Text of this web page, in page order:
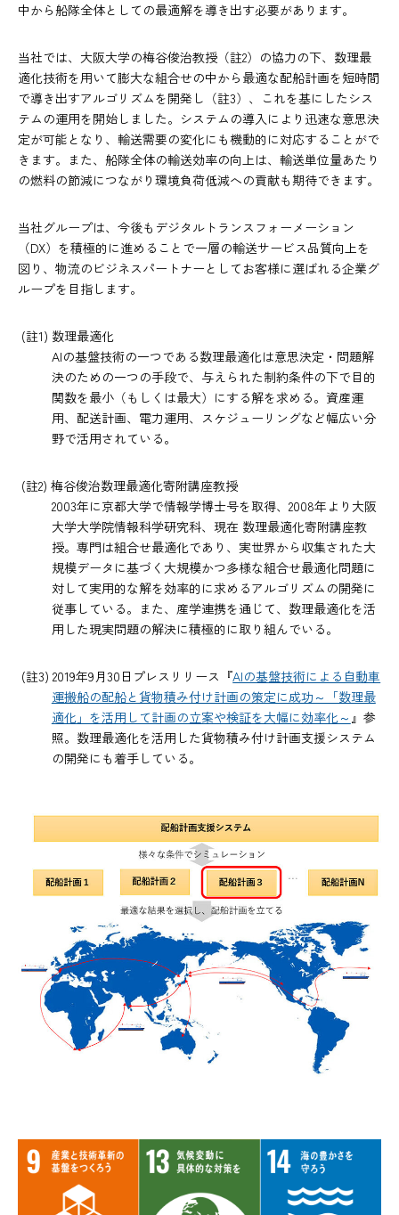
中から船隊全体としての最適解を導き出す必要があります。
当社では、大阪大学の梅谷俊治教授（註2）の協力の下、数理最
適化技術を用いて膨大な組合せの中から最適な配船計画を短時間
で導き出すアルゴリズムを開発し（註3）、これを基にしたシス
テムの運用を開始しました。システムの導入により迅速な意思決
定が可能となり、輸送需要の変化にも機動的に対応することがで
きます。また、船隊全体の輸送効率の向上は、輸送単位量あたり
の燃料の節減につながり環境負荷低減への貢献も期待できます。
当社グループは、今後もデジタルトランスフォーメーション
（DX）を積極的に進めることで一層の輸送サービス品質向上を
図り、物流のビジネスパートナーとしてお客様に選ばれる企業グ
ループを目指します。
(註1) 数理最適化
AIの基盤技術の一つである数理最適化は意思決定・問題解
決のための一つの手段で、与えられた制約条件の下で目的
関数を最小（もしくは最大）にする解を求める。資産運
用、配送計画、電力運用、スケジューリングなど幅広い分
野で活用されている。
(註2) 梅谷俊治数理最適化寄附講座教授
2003年に京都大学で情報学博士号を取得、2008年より大阪
大学大学院情報科学研究科、現在 数理最適化寄附講座教
授。専門は組合せ最適化であり、実世界から収集された大
規模データに基づく大規模かつ多様な組合せ最適化問題に
対して実用的な解を効率的に求めるアルゴリズムの開発に
従事している。また、産学連携を通じて、数理最適化を活
用した現実問題の解決に積極的に取り組んでいる。
(註3) 2019年9月30日プレスリリース『AIの基盤技術による自動車
運搬船の配船と貨物積み付け計画の策定に成功～「数理最
適化」を活用して計画の立案や検証を大幅に効率化～ 』参
照。数理最適化を活用した貨物積み付け計画支援システム
の開発にも着手している。